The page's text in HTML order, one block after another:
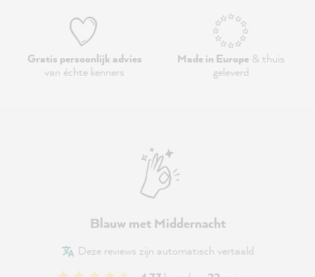
Gratis persoonlijk advies
van échte kenners
Made in Europe& thuis
geleverd
Blauw met Middernacht
Deze reviews zijn automatisch vertaald